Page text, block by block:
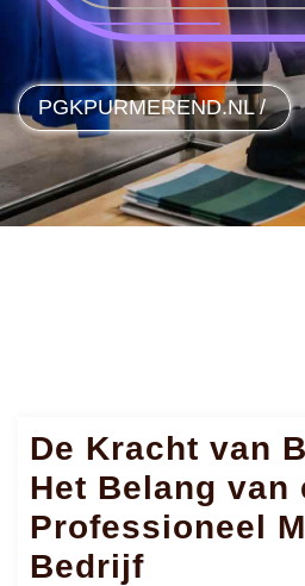
PGKPURMEREND.NL /
De Kracht van
Het Belang van
Professioneel
Bedrijf